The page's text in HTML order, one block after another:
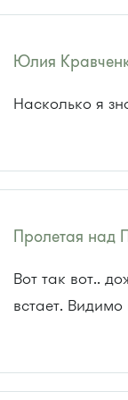
Юлия
Насколько я
Пролетая над
Вот так вот..
встает.